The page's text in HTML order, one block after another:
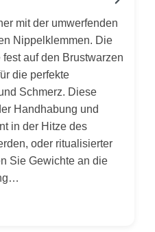
mit der umwerfenden
Nippelklemmen. Die
auf den Brustwarzen
die perfekte
Schmerz. Diese
Handhabung und
in der Hitze des
oder ritualisierter
Sie Gewichte an die